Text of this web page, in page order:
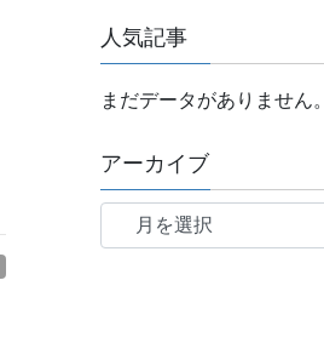
人気記事
まだデータがありません。
アーカイブ
ア